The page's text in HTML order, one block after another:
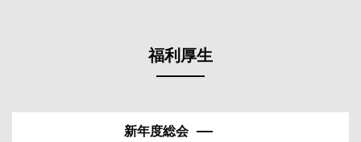
福利厚生
新年度総会